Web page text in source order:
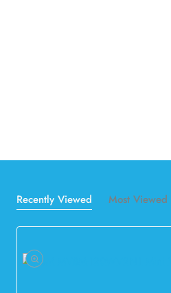
Recently Viewed Most Viewed